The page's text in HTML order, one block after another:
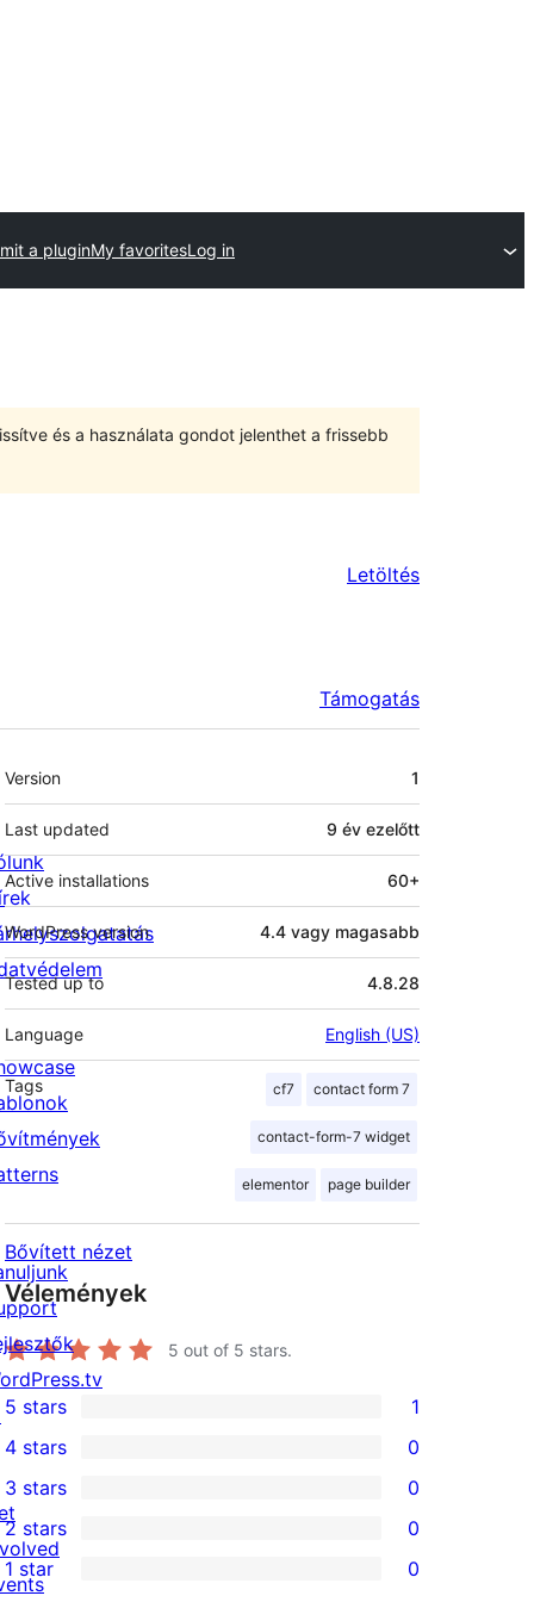
a pluginMy favoritesLog in
és a használata gondot jelenthet a frissebb
Letöltés
Támogatás
Meta
Version 1
Last updated 9 év ezelőtt
Active installations 60+
WordPress version 4.4 vagy magasabb
Tested up to 4.8.28
Language English (US)
Tags cf7 contact form 7
contact-form-7 widget
elementor page builder
Bővített nézet
Vélemények
5 out of 5 stars.
1
5-
star
review
5 stars 1
4-
star
reviews
4 stars 0
0
3-
star
3 stars 0
0
2-
2 stars 0
0
1 star 0